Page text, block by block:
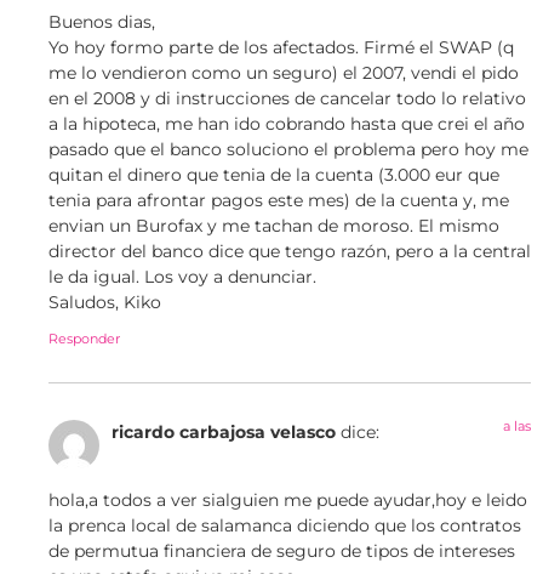
Buenos dias,
Yo hoy formo parte de los afectados. Firmé el SWAP (q
me lo vendieron como un seguro) el 2007, vendi el pido
en el 2008 y di instrucciones de cancelar todo lo relativo
a la hipoteca, me han ido cobrando hasta que crei el año
pasado que el banco soluciono el problema pero hoy me
quitan el dinero que tenia de la cuenta (3.000 eur que
tenia para afrontar pagos este mes) de la cuenta y, me
envian un Burofax y me tachan de moroso. El mismo
director del banco dice que tengo razón, pero a la central
le da igual. Los voy a denunciar.
Saludos, Kiko
Responder
ricardo carbajosa velasco dice: a las
hola,a todos a ver sialguien me puede ayudar,hoy e leido
la prenca local de salamanca diciendo que los contratos
de permutua financiera de seguro de tipos de intereses